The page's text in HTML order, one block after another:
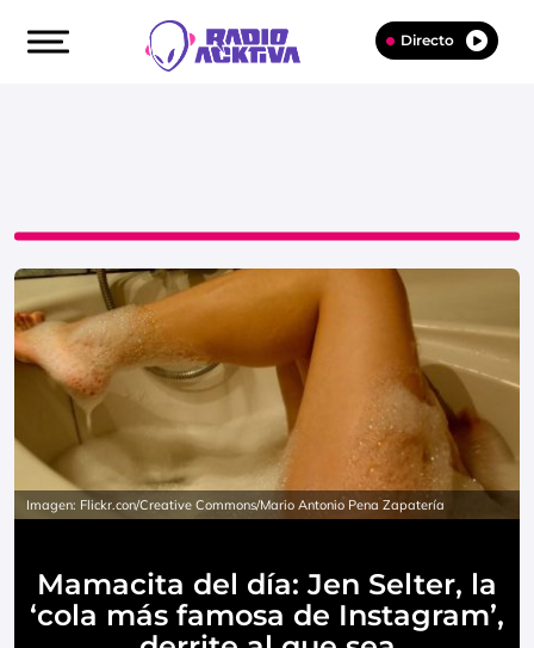
Directo
Imagen: Flickr.con/Creative Commons/Mario Antonio Pena Zapatería
Mamacita del día: Jen Selter, la
‘cola más famosa de Instagram’,